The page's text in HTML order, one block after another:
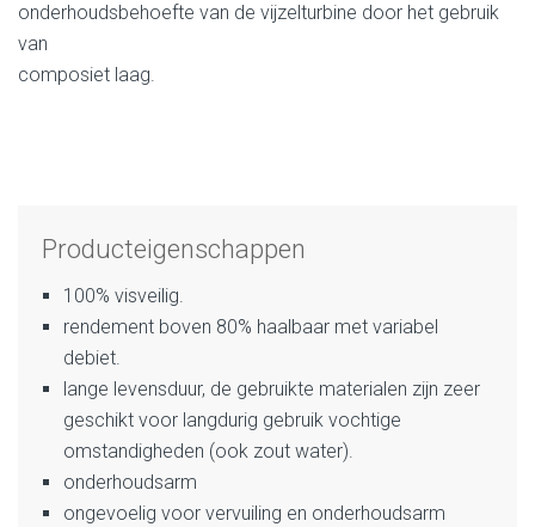
onderhoudsbehoefte van de vijzelturbine door het gebruik
van
composiet laag.
Producteigenschappen
100% visveilig.
rendement boven 80% haalbaar met variabel
debiet.
lange levensduur, de gebruikte materialen zijn zeer
geschikt voor langdurig gebruik vochtige
omstandigheden (ook zout water).
onderhoudsarm
ongevoelig voor vervuiling en onderhoudsarm